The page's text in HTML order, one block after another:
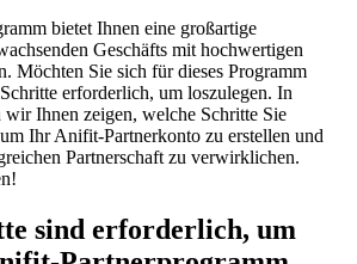
bietet Ihnen eine großartige
Geschäfts mit hochwertigen
Möchten Sie sich für dieses Programm
erforderlich, um loszulegen. In
Ihnen zeigen, welche Schritte Sie
Ihr Anifit-Partnerkonto zu erstellen und
Partnerschaft zu verwirklichen.
sind erforderlich, um